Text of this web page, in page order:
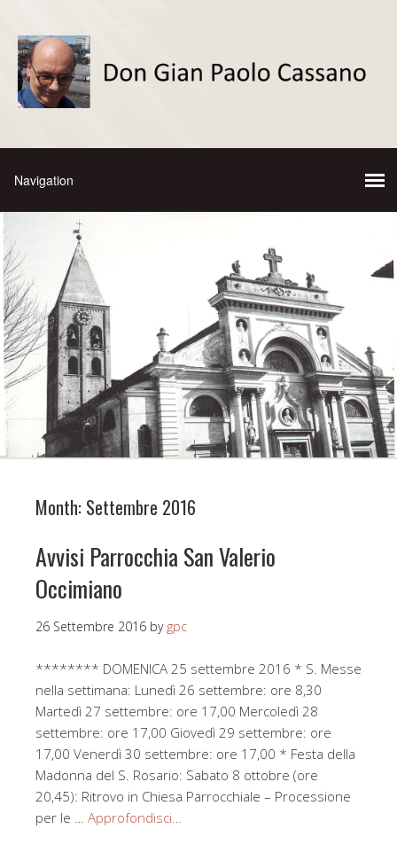
Month: Settembre 2016
Avvisi Parrocchia San Valerio
Occimiano
26 Settembre 2016 by gpc
******** DOMENICA 25 settembre 2016 * S. Messe
nella settimana: Lunedì 26 settembre: ore 8,30
Martedì 27 settembre: ore 17,00 Mercoledì 28
settembre: ore 17,00 Giovedì 29 settembre: ore
17,00 Venerdì 30 settembre: ore 17,00 * Festa della
Madonna del S. Rosario: Sabato 8 ottobre (ore
20,45): Ritrovo in Chiesa Parrocchiale – Processione
per le … Approfondisci…